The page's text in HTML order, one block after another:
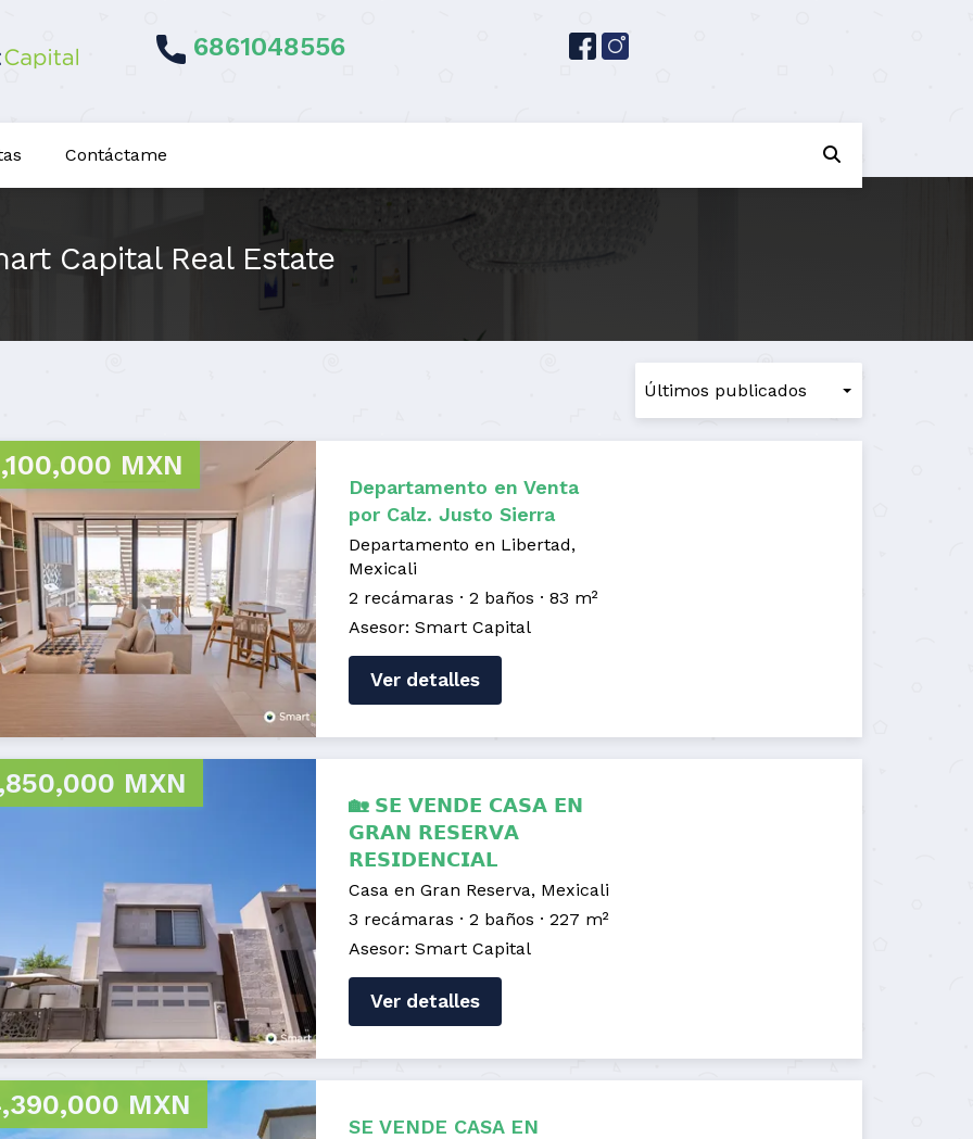
6861048556
Contáctame
Capital Real Estate
MXN
Departamento en Venta
por Calz. Justo Sierra
Departamento en Libertad,
Mexicali
2 recámaras
2 baños
83 m²
Asesor: Smart Capital
Ver detalles
MXN
🏡 𝗦𝗘 𝗩𝗘𝗡𝗗𝗘 𝗖𝗔𝗦𝗔 𝗘𝗡
𝗚𝗥𝗔𝗡 𝗥𝗘𝗦𝗘𝗥𝗩𝗔
𝗥𝗘𝗦𝗜𝗗𝗘𝗡𝗖𝗜𝗔𝗟
Casa en Gran Reserva, Mexicali
3 recámaras
2 baños
227 m²
Asesor: Smart Capital
Ver detalles
MXN
SE VENDE CASA EN